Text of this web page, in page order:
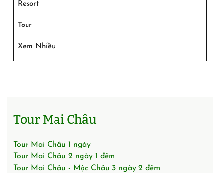
Resort
Tour
Xem Nhiều
Tour Mai Châu
Tour Mai Châu 1 ngày
Tour Mai Châu 2 ngày 1 đêm
Tour Mai Châu - Mộc Châu 3 ngày 2 đêm